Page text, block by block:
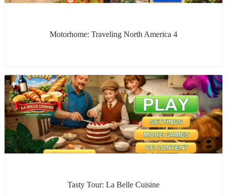
Motorhome: Traveling North America 4
Tasty Tour: La Belle Cuisine